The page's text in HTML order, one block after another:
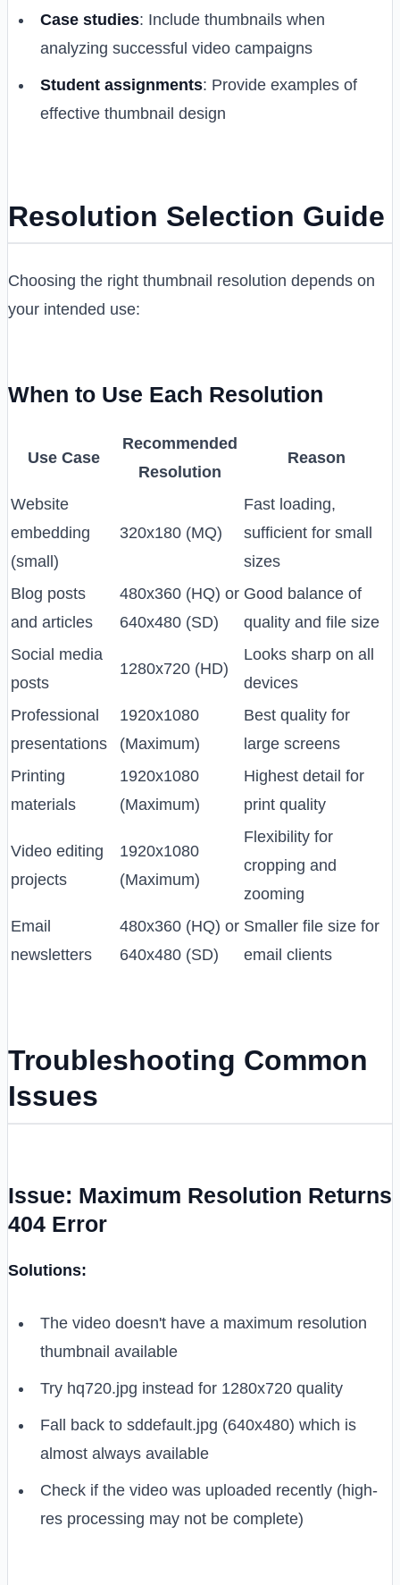
Case studies: Include thumbnails when
analyzing successful video campaigns
Student assignments: Provide examples of
effective thumbnail design
Resolution Selection Guide
Choosing the right thumbnail resolution depends on
your intended use:
When to Use Each Resolution
Use Case
Recommended
Resolution
Reason
Website
embedding
(small)
320x180 (MQ)
Fast loading,
sufficient for small
sizes
Blog posts
and articles
480x360 (HQ) or
640x480 (SD)
Good balance of
quality and file size
Social media
posts
1280x720 (HD)
Looks sharp on all
devices
Professional
presentations
1920x1080
(Maximum)
Best quality for
large screens
Printing
materials
1920x1080
(Maximum)
Highest detail for
print quality
Video editing
projects
1920x1080
(Maximum)
Flexibility for
cropping and
zooming
Email
newsletters
480x360 (HQ) or
640x480 (SD)
Smaller file size for
email clients
Troubleshooting Common
Issues
Issue: Maximum Resolution Returns
404 Error
Solutions:
The video doesn't have a maximum resolution
thumbnail available
Try hq720.jpg instead for 1280x720 quality
Fall back to sddefault.jpg (640x480) which is
almost always available
Check if the video was uploaded recently (high-
res processing may not be complete)